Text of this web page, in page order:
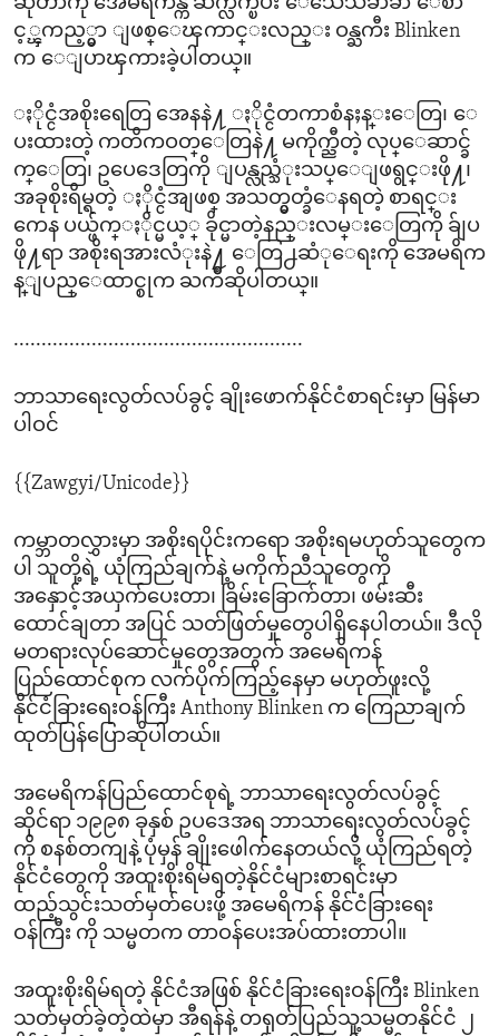
ဆိုတာကို အေမရိကန္က ဆက္လက္ၿပီး ေသေသခ်ာခ်ာ ေစာ
င့္ၾကည့္မွာ ျဖစ္ေၾကာင္းလည္း ဝန္ႀကီး Blinken
က ေျပာၾကားခဲ့ပါတယ္။
ႏိုင္ငံအစိုးရေတြ အေနနဲ႔ ႏိုင္ငံတကာစံနႈန္းေတြ၊ ေ
ပးထားတဲ့ ကတိကဝတ္ေတြနဲ႔ မကိုက္ညီတဲ့ လုပ္ေဆာင္ခ်
က္ေတြ၊ ဥပေဒေတြကို ျပန္လည္သံုးသပ္ေျဖရွင္းဖို႔၊
အခုစိုးရိမ္ရတဲ့ ႏိုင္ငံအျဖစ္ အသတ္မွတ္ခံေနရတဲ့ စာရင္း
ကေန ပယ္ဖ်က္ႏိုင္မယ့္ ခိုင္မာတဲ့နည္းလမ္းေတြကို ခ်ျပ
ဖို႔ရာ အစိုးရအားလံုးနဲ႔ ေတြ႕ဆံုေရးကို အေမရိက
န္ျပည္ေထာင္စုက ႀကိဳဆိုပါတယ္။
....................................................
ဘာသာရေးလွတ်လပ်ခွင့် ချိုးဖောက်နိုင်ငံစာရင်းမှာ မြန်မာ
ပါဝင်
{{Zawgyi/Unicode}}
ကမ္ဘာတလွှားမှာ အစိုးရပိုင်းကရော အစိုးရမဟုတ်သူတွေက
ပါ သူတို့ရဲ့ ယုံကြည်ချက်နဲ့ မကိုက်ညီသူတွေကို
အနှောင့်အယှက်ပေးတာ၊ ခြိမ်းခြောက်တာ၊ ဖမ်းဆီး
ထောင်ချတာ အပြင် သတ်ဖြတ်မှုတွေပါရှိနေပါတယ်။ ဒီလို
မတရားလုပ်ဆောင်မှုတွေအတွက် အမေရိကန်
ပြည်ထောင်စုက လက်ပိုက်ကြည့်နေမှာ မဟုတ်ဖူးလို့
နိုင်ငံခြားရေးဝန်ကြီး Anthony Blinken က ကြေညာချက်
ထုတ်ပြန်ပြောဆိုပါတယ်။
အမေရိကန်ပြည်ထောင်စုရဲ့ ဘာသာရေးလွတ်လပ်ခွင့်
ဆိုင်ရာ ၁၉၉၈ ခုနှစ် ဥပဒေအရ ဘာသာရေးလွတ်လပ်ခွင့်
ကို စနစ်တကျနဲ့ ပုံမှန် ချိုးဖေါက်နေတယ်လို့ ယုံကြည်ရတဲ့
နိုင်ငံတွေကို အထူးစိုးရိမ်ရတဲ့နိုင်ငံများစာရင်းမှာ
ထည့်သွင်းသတ်မှတ်ပေးဖို့ အမေရိကန် နိုင်ငံခြားရေး
ဝန်ကြီး ကို သမ္မတက တာဝန်ပေးအပ်ထားတာပါ။
အထူးစိုးရိမ်ရတဲ့ နိုင်ငံအဖြစ် နိုင်ငံခြားရေးဝန်ကြီး Blinken
သတ်မှတ်ခဲ့တဲ့ထဲမှာ အီရန်နဲ့ တရုတ်ပြည်သူ့သမ္မတနိုင်ငံ ၂